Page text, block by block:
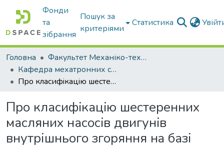
Фонди
та
зібрання
Пошук за
критеріями
Статистика
Головна
Факультет Механіко-технологічний
Кафедра мехатронних систем тракторів та сільскогосподарських машин
Про класифiкацiю шестеренних масляних насосiв двигунiв внутрішнього згоряння нa базi cпiввiдношення розмipiв шестерень
Про класифiкацiю шестеренних
масляних насосiв двигунiв
внутрішнього згоряння нa базi